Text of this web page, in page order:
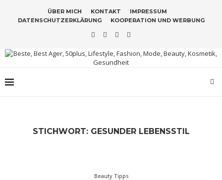
ÜBER MICH KONTAKT
IMPRESSUM
DATENSCHUTZERKLÄRUNG
KOOPERATION UND WERBUNG
STICHWORT: GESUNDER LEBENSSTIL
Beauty Tipps